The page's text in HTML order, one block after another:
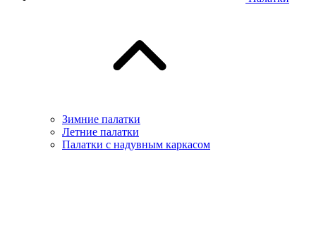
Зимние палатки
Летние палатки
Палатки с надувным каркасом